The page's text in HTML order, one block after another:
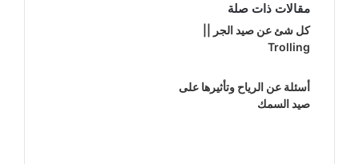
مقالات ذات صلة
كل شئ عن صيد الجر ||
Trolling
أسئلة عن الرياح وتأثيرها على
صيد السمك